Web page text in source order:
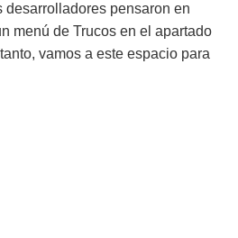
desarrolladores pensaron en
menú de Trucos en el apartado
vamos a este espacio para